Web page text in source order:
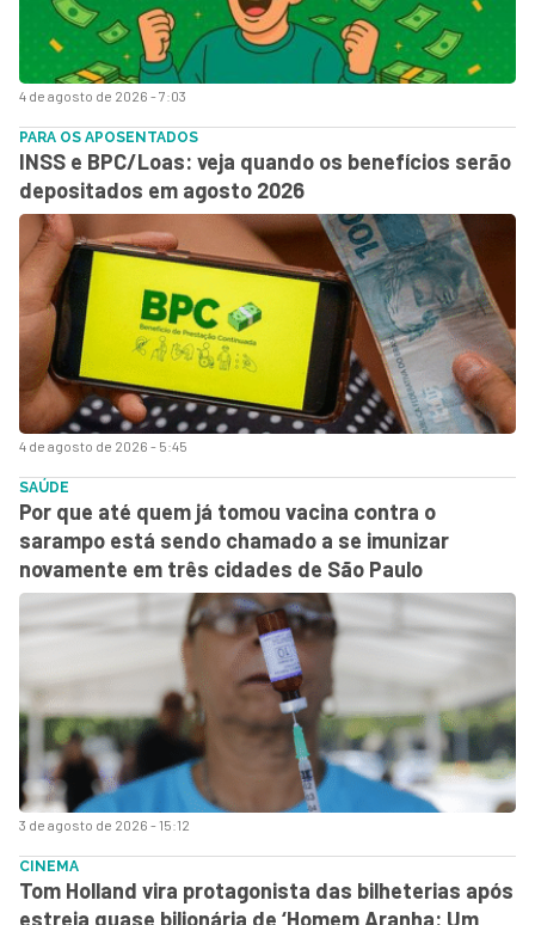
4 de agosto de 2026 - 7:03
4 de agosto de 2026 - 5:45
PARA OS APOSENTADOS
INSS e BPC/Loas: veja quando os benefícios serão
depositados em agosto 2026
3 de agosto de 2026 - 15:12
SAÚDE
Por que até quem já tomou vacina contra o
sarampo está sendo chamado a se imunizar
novamente em três cidades de São Paulo
CINEMA
Tom Holland vira protagonista das bilheterias após
estreia quase bilionária de ‘Homem Aranha: Um